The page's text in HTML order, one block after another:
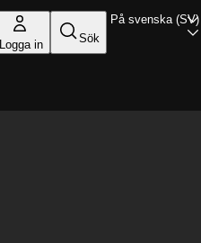
Logga in Sök